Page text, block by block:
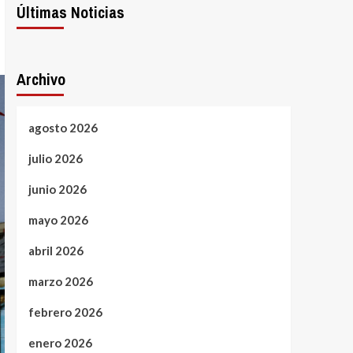
Últimas Noticias
Archivo
agosto 2026
julio 2026
junio 2026
mayo 2026
abril 2026
marzo 2026
febrero 2026
enero 2026